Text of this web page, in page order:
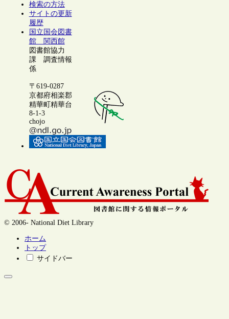
検索の方法
サイトの更新
履歴
国立国会図書
館 関西館
図書館協力
課 調査情報
係
〒619-0287
京都府相楽郡
精華町精華台
8-1-3
chojo
© 2006- National Diet Library
ホーム
トップ
サイドバー